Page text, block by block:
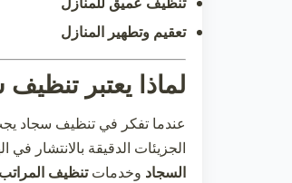
تعقيم وتطهير المنازل
لماذا يعتبر
عندما تفكر في تنظيف سجاد
الجزيئات الدقيقة بالانتشار
السجاد وخدماتتنظيف المراتب